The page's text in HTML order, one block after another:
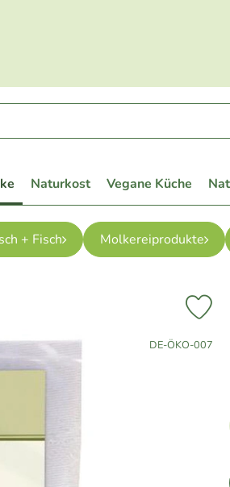
Naturkost Vegane Küche
+ Fisch Molkereiprodukte
, Kontrollstelle:
DE-ÖKO-007